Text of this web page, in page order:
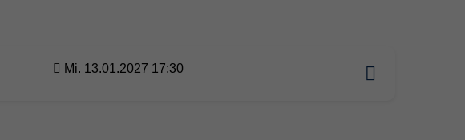
Mi. 13.01.2027 17:30